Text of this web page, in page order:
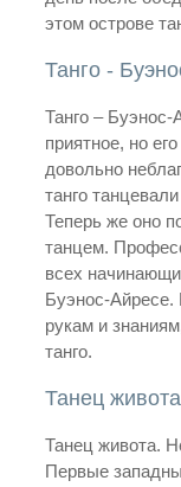
этом острове
Танго -
Танго – Буэнос-
приятное, но
довольно
танго
Теперь же оно
танцем.
всех
Буэнос-
рукам и
танго.
Танец живота
Танец живота.
Первые